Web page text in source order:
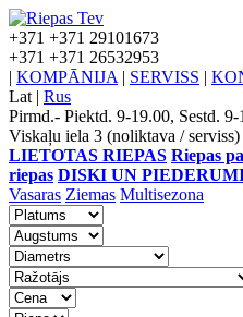
+371 +371 29101673
+371 +371 26532953
| KOMPĀNIJA | SERVISS |
Lat | Rus
Pirmd.- Piektd. 9-19.00, Sestd. 9-
Viskaļu iela 3 (noliktava / serviss)
LIETOTAS RIEPAS Riepas
riepas DISKI UN
Vasaras Ziemas Multisezona